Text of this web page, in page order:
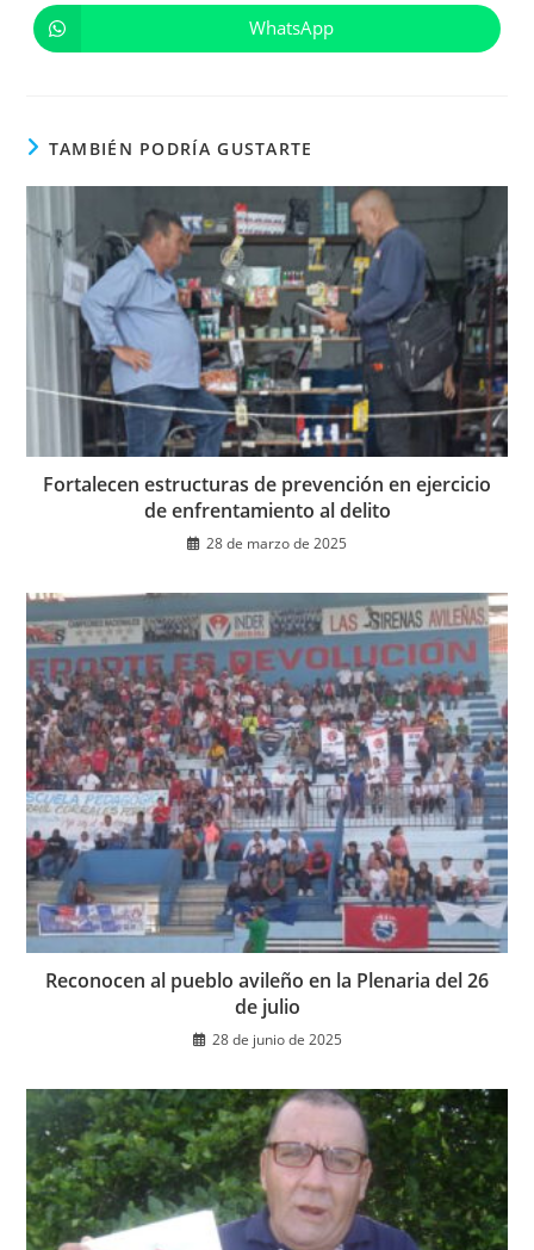
en
ventana
en
ventana
Se
abre
WhatsApp
TAMBIÉN PODRÍA GUSTARTE
Fortalecen estructuras de prevención en ejercicio
de enfrentamiento al delito
28 de marzo de 2025
Reconocen al pueblo avileño en la Plenaria del 26
de julio
28 de junio de 2025